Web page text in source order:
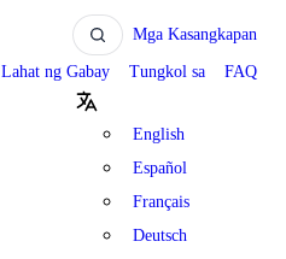
Mga Kasangkapan
Lahat ng Gabay Tungkol sa FAQ
English
Español
Français
Deutsch